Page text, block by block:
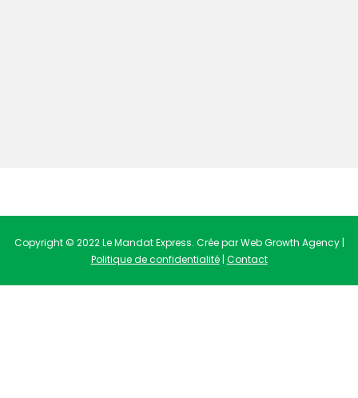
Copyright © 2022 Le Mandat Express. Crée par Web Growth Agency |
Politique de confidentialité| Contact